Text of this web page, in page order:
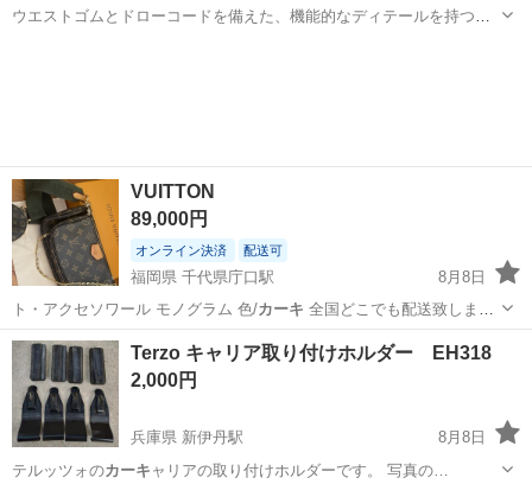
ウエストゴムとドローコードを備えた、機能的なディテールを持つオ
VUITTON
89,000円
オンライン決済 配送可
福岡県 千代県庁口駅
8月8日
ト・アクセソワール モノグラム 色/カーキ
す。 決済は…
福岡 福岡市 千代県庁口駅 バッグ VUITTON
Terzo キャリア取り付けホルダー EH318
2,000円
兵庫県 新伊丹駅
8月8日
テルッツォのカーキ ャリアの取り付けホルダーです。 写真の…